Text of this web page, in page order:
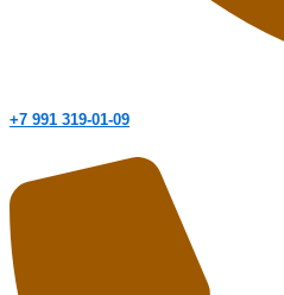
+7 991 319-01-09